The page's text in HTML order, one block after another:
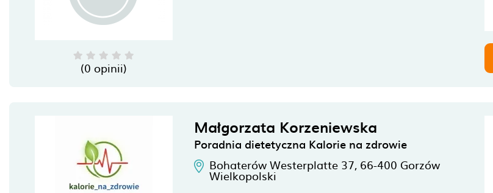
(0 opinii)
Małgorzata Korzeniewska
Poradnia dietetyczna Kalorie na zdrowie
Bohaterów Westerplatte 37, 66-400 Gorzów
Wielkopolski